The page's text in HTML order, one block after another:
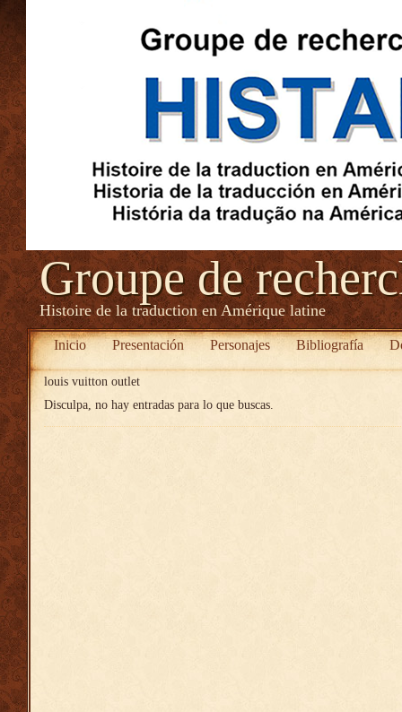
Groupe de
Histoire de la traduction en Amérique latine
Inicio Presentación Personajes Bibliografía
louis vuitton outlet
Disculpa, no hay entradas para lo que buscas.